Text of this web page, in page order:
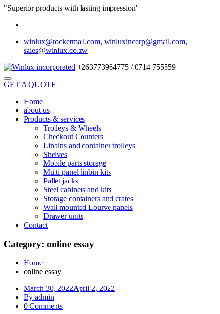
"Superior products with lasting impression"
winlux@rocketmail.com, winluxincorp@gmail.com,
sales@winlux.co.zw
+263773964775 / 0714 755559
GET A QUOTE
Home
about us
Products & services
Trolleys & Wheels
Checkout Counters
Linbins and container trolleys
Shelves
Mobile parts storage
Multi panel linbin kits
Pallet jacks
Steel cabinets and kits
Storage containers and crates
Wall mounted Lourve panels
Drawer units
Contact
Category: online essay
Home
online essay
March 30, 2022April 2, 2022
By admin
0 Comments